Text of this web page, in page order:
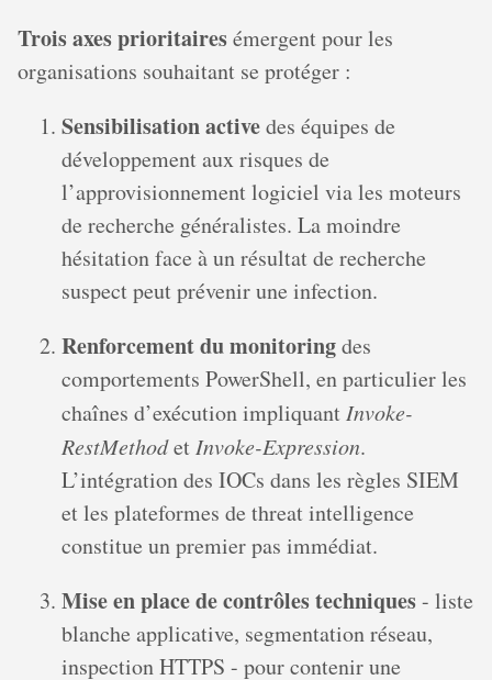
Trois axes prioritairesémergent pour les
organisations souhaitant se protéger :
Sensibilisation activedes équipes de
développement aux risques de
l’approvisionnement logiciel via les moteurs
de recherche généralistes. La moindre
hésitation face à un résultat de recherche
suspect peut prévenir une infection.
Renforcement du monitoringdes
comportements PowerShell, en particulier les
chaînes d’exécution impliquant Invoke-
RestMethodet Invoke-Expression.
L’intégration des IOCs dans les règles SIEM
et les plateformes de threat intelligence
constitue un premier pas immédiat.
Mise en place de contrôles techniques- liste
blanche applicative, segmentation réseau,
inspection HTTPS - pour contenir une